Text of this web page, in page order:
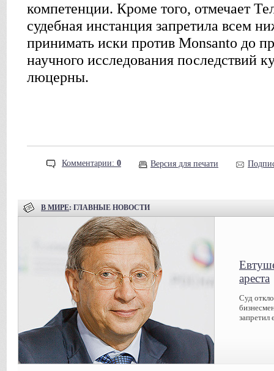
компетенции. Кроме того, отмечает
судебная инстанция запретила всем
принимать иски против Monsanto до
научного исследования последствий
люцерны.
Комментарии: 0 Версия для печати
В МИРЕ: ГЛАВНЫЕ НОВОСТИ
ареста
Суд
запретил